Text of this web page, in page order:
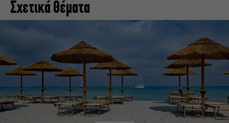
Σχετικά Θέματα